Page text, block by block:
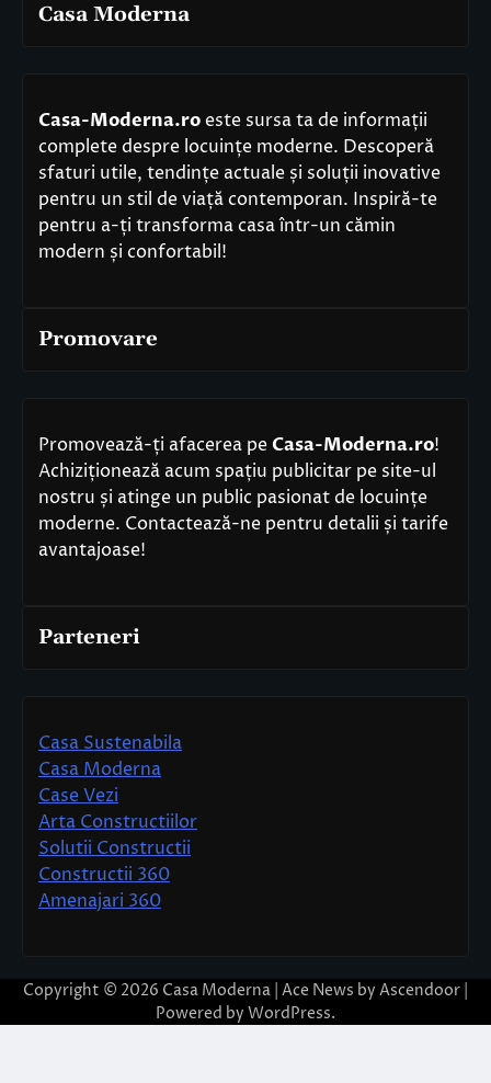
Casa Moderna
Casa-Moderna.roeste sursa ta de informații
complete despre locuințe moderne. Descoperă
sfaturi utile, tendințe actuale și soluții inovative
pentru un stil de viață contemporan. Inspiră-te
pentru a-ți transforma casa într-un cămin
modern și confortabil!
Promovare
Promovează-ți afacerea pe Casa-Moderna.ro!
Achiziționează acum spațiu publicitar pe site-ul
nostru și atinge un public pasionat de locuințe
moderne. Contactează-ne pentru detalii și tarife
avantajoase!
Parteneri
Casa Sustenabila
Casa Moderna
Case Vezi
Arta Constructiilor
Solutii Constructii
Constructii 360
Amenajari 360
Copyright © 2026 Casa Moderna | Ace News by Ascendoor
Powered by WordPress.